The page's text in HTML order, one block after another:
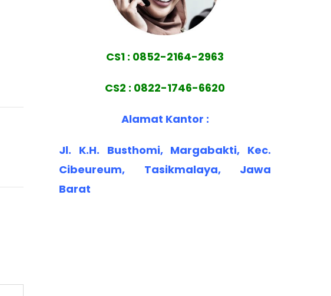
CS1 : 0852-2164-2963
CS2 : 0822-1746-6620
Alamat Kantor :
Jl. K.H. Busthomi, Margabakti, Kec.
Cibeureum, Tasikmalaya, Jawa
Barat